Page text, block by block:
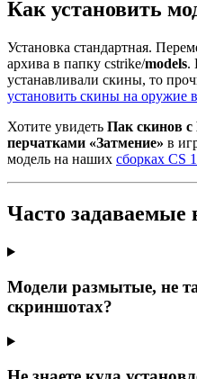
Как установить
Установка стандартная.
архива в папку cstrike/models.
устанавливали скины, то
установить скины на оружие
Хотите увидеть Пак скинов
перчатками «Затмение» в
модель на наших сборках CS
Часто задаваемые
Модели размытые, не
скриншотах?